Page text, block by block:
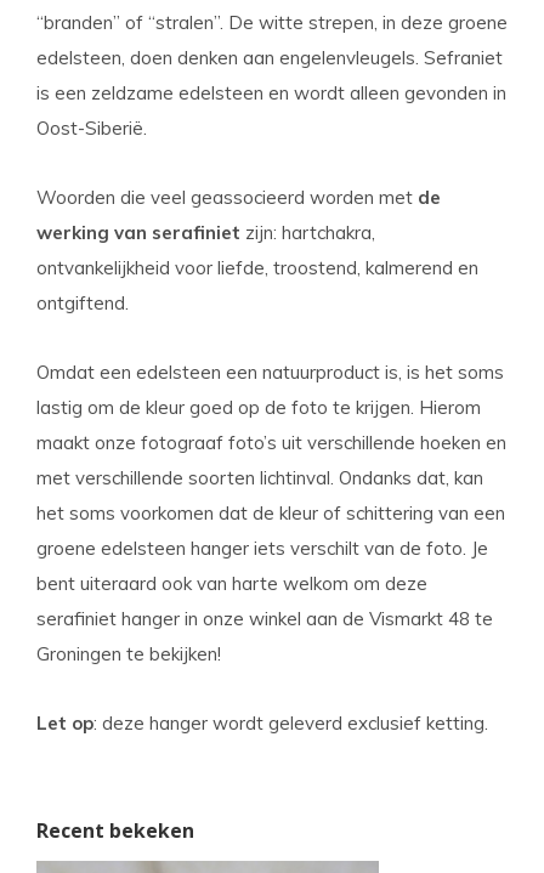
“branden” of “stralen”. De witte strepen, in deze groene
edelsteen, doen denken aan engelenvleugels. Sefraniet
is een zeldzame edelsteen en wordt alleen gevonden in
Oost-Siberië.
Woorden die veel geassocieerd worden met de
werking van serafiniet zijn: hartchakra,
ontvankelijkheid voor liefde, troostend, kalmerend en
ontgiftend.
Omdat een edelsteen een natuurproduct is, is het soms
lastig om de kleur goed op de foto te krijgen. Hierom
maakt onze fotograaf foto’s uit verschillende hoeken en
met verschillende soorten lichtinval. Ondanks dat, kan
het soms voorkomen dat de kleur of schittering van een
groene edelsteen hanger iets verschilt van de foto. Je
bent uiteraard ook van harte welkom om deze
serafiniet hanger in onze winkel aan de Vismarkt 48 te
Groningen te bekijken!
Let op: deze hanger wordt geleverd exclusief ketting.
Recent bekeken